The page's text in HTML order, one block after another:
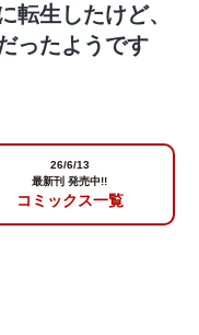
転生したけど、
ったようです
26/6/13
最新刊 発売中!!
コミックス一覧